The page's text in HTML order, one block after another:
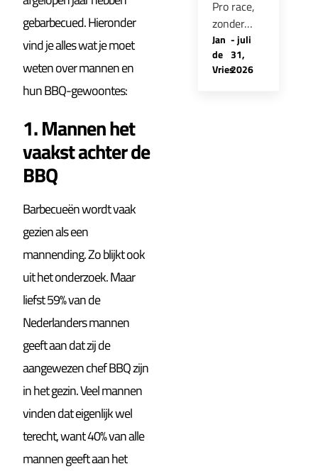
gebarbecued. Hieronder
vind je alles wat je moet
weten over mannen en
hun BBQ-gewoontes:
1. Mannen het
vaakst achter de
BBQ
Barbecueën wordt vaak
gezien als een
mannending. Zo blijkt ook
uit het onderzoek. Maar
liefst 59% van de
Nederlanders mannen
geeft aan dat zij de
aangewezen chef BBQ zijn
in het gezin. Veel mannen
vinden dat eigenlijk wel
terecht, want 40% van alle
mannen geeft aan het
Pro race,
zonder…
Jan
de
Vries
-juli
31,
2026